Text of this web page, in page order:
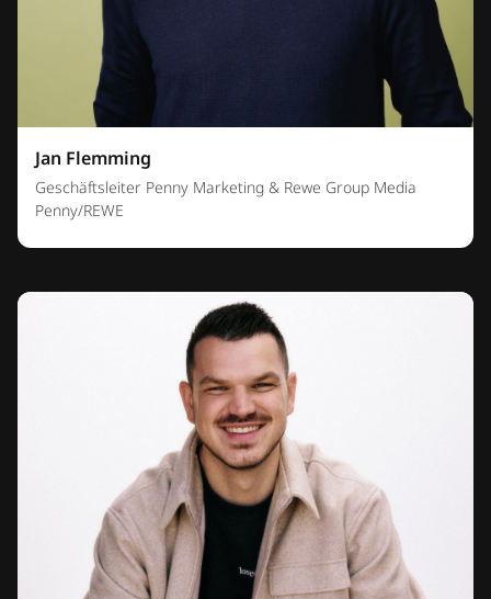
Jan Flemming
Geschäftsleiter Penny Marketing & Rewe Group Media
Penny/REWE